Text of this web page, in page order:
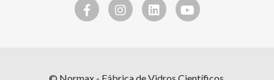
© Normax - Fábrica de Vidros Científicos.